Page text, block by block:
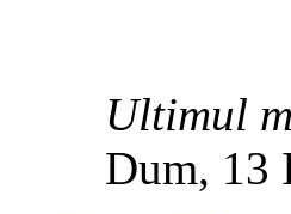
Ultimul
Dum, 13